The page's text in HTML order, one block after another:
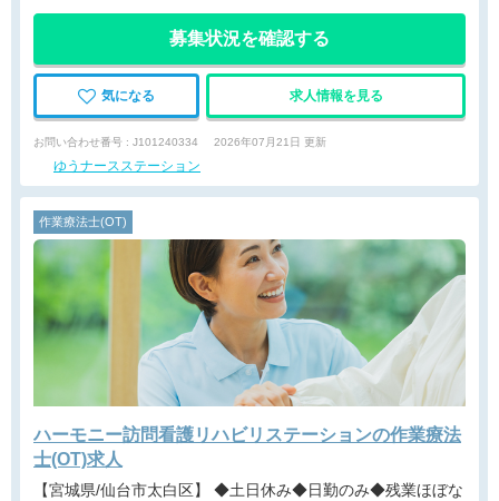
募集状況を確認する
気になる 求人情報を見る
お問い合わせ番号 : J101240334 2026年07月21日 更新
ゆうナースステーション
作業療法士(OT)
ハーモニー訪問看護リハビリステーションの作業療法
士(OT)求人
【宮城県/仙台市太白区】 ◆土日休み◆日勤のみ◆残業ほぼな